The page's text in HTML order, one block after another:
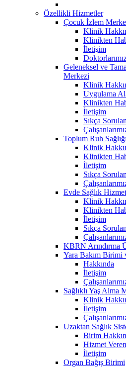
Özellikli Hizmetler
Çocuk İzlem
Klinik
Klinikten
İletişim
Geleneksel ve
Merkezi
Klinik
Uygulama
Klinikten
İletişim
Sıkça
Toplum Ruh
Klinik
Klinikten
İletişim
Sıkça
Evde Sağlık
Klinik
Klinikten
İletişim
Sıkça
KBRN Arındırma
Yara Bakım Birimi
Hakkında
İletişim
Sağlıklı Yaş Alma
Klinik
İletişim
Uzaktan Sağlık
Birim
Hizmet
İletişim
Organ Bağış Birimi